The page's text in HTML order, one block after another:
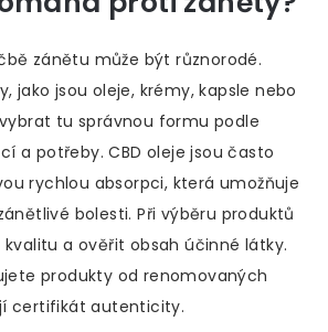
zánětu může být různorodé.
jako jsou oleje, krémy, kapsle nebo
tu správnou formu podle
a potřeby. CBD oleje jsou často
rychlou absorpci, která umožňuje
bolesti. Při výběru produktů
a ověřit obsah účinné látky.
produkty od renomovaných
certifikát autenticity.